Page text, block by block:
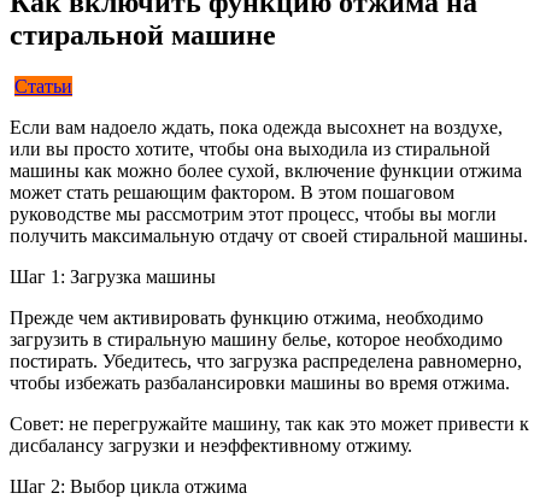
стиральной машине
Статьи
Если вам надоело ждать, пока одежда высохнет на воздухе,
или вы просто хотите, чтобы она выходила из стиральной
машины как можно более сухой, включение функции отжима
может стать решающим фактором. В этом пошаговом
руководстве мы рассмотрим этот процесс, чтобы вы могли
получить максимальную отдачу от своей стиральной машины.
Шаг 1: Загрузка машины
Прежде чем активировать функцию отжима, необходимо
загрузить в стиральную машину белье, которое необходимо
постирать. Убедитесь, что загрузка распределена равномерно,
чтобы избежать разбалансировки машины во время отжима.
Совет: не перегружайте машину, так как это может привести к
дисбалансу загрузки и неэффективному отжиму.
Шаг 2: Выбор цикла отжима